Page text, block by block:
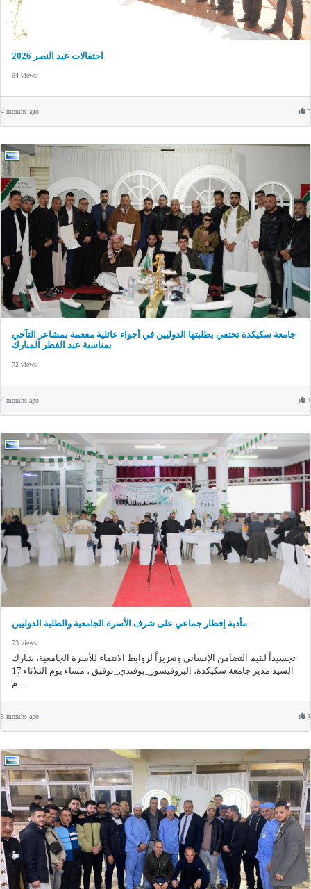
احتفالات عيد النصر 2026
64 views
4 months ago 0
جامعة سكيكدة تحتفي بطلبتها الدوليين في أجواء عائلية مفعمة بمشاعر التآخي
بمناسبة عيد الفطر المبارك
72 views
4 months ago 4
مأدبة إفطار جماعي على شرف الأسرة الجامعية والطلبة الدوليين
73 views
تجسيداً لقيم التضامن الإنساني وتعزيزاً لروابط الانتماء للأسرة الجامعية، شارك
السيد مدير جامعة سكيكدة، البروفيسور_بوفندي_توفيق ، مساء يوم الثلاثاء 17
5 months ago 3